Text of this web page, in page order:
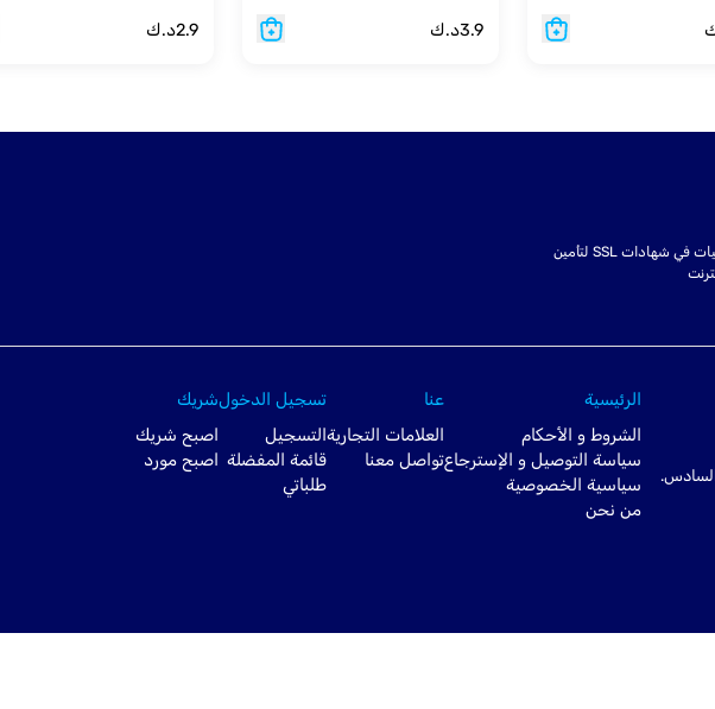
3.9د.ك 2.9د.ك
اتبعت أحدث التقنيات في شهادات SSL لتأمين
الرئيسية
الشروط و الأحكام
سياسة التوصيل و الإسترجاع
سياسية الخصوصية
من نحن
عنا
العلامات التجارية
تواصل معنا
تسجيل الدخول
التسجيل
قائمة المفضلة
طلباتي
شريك
اصبح شريك
اصبح مورد